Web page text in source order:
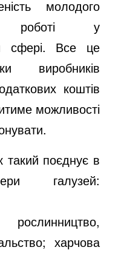
молодого
роботі у
сфері. Все це
виробників
коштів
можливості
такий поєднує в
галузей:
харчова